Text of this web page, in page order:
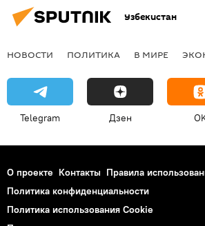
Узбекистан
НОВОСТИ ПОЛИТИКА В МИРЕ
Telegram Дзен
О проекте Контакты Правила
Политика конфиденциальности
Политика использования Cookie